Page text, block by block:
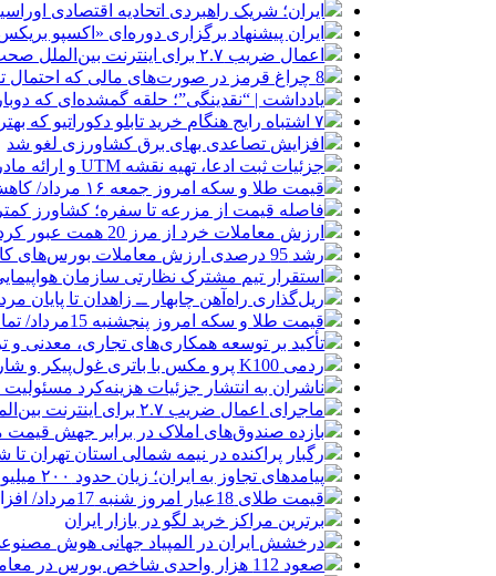
ایران؛ شریک راهبردی اتحادیه اقتصادی
ایران پیشنهاد برگزاری دوره‌ای «اکسپو
اعمال ضریب ۲.۷ برای اینترنت بین‌الملل صحت دارد؟ / واکنش سازمان تنظیم مقررات
8 چراغ قرمز در صورت‌های مالی که احتمال تقلب را آشکار می‌کند
یادداشت | “نقدینگی”؛ حلقه گمشده‌ای که
۷ اشتباه رایج هنگام خرید تابلو دکوراتیو که بهتر است مرتکب نشوید
افزایش تصاعدی بهای برق کشاورزی لغو شد
جزئیات ثبت ادعا، تهیه نقشه UTM و ارائه مادر سند اعلام شد
قیمت طلا و سکه امروز جمعه ۱۶ مرداد/ کاهش قیمت ها+ جدول و جزییات
فاصله قیمت از مزرعه تا سفره؛ کشاورز
ارزش معاملات خرد از مرز 20 همت عبور کرد
رشد 95 درصدی ارزش معاملات بورس‌های کالایی
استقرار تیم مشترک نظارتی سازمان
ریل‌گذاری راه‌آهن چابهار ــ زاهدان تا پایان
قیمت طلا و سکه امروز پنجشنبه 15مرداد/ تمام قیمت ها بر مدار افزایش + جدول
تأکید بر توسعه همکاری‌های تجاری، معدنی و
ردمی K100 پرو مکس با باتری غول‌پیکر و شارژ بی‌سیم روانه بازار می‌شود
ناشران به انتشار جزئیات هزینه‌کرد
ماجرای اعمال ضریب ۲.۷ برای اینترنت بین‌الملل چیست؟
بازده صندوق‌های املاک در برابر جهش
رگبار پراکنده در نیمه شمالی استان تهران تا
پیامدهای تجاوز به ایران؛ زیان حدود ۲۰۰ میلیون یورویی شرکت هواپیمایی مجارستان
قیمت طلای 18عیار امروز شنبه 17مرداد/ افزایش قیمت + جدول و جزئیات
برترین مراکز خرید لگو در بازار ایران
درخشش ایران در المپیاد جهانی هوش
صعود 112 هزار واحدی شاخص بورس در معاملات امروز